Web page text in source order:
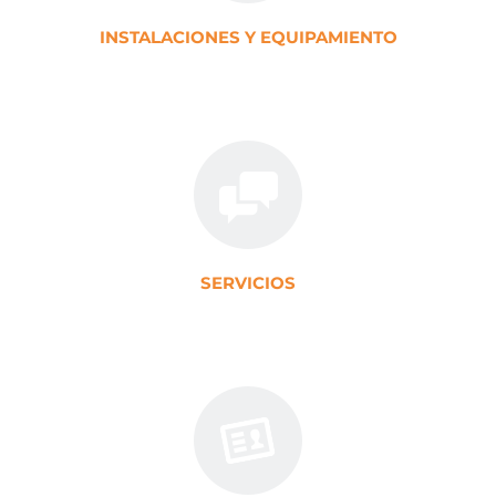
INSTALACIONES Y EQUIPAMIENTO
SERVICIOS